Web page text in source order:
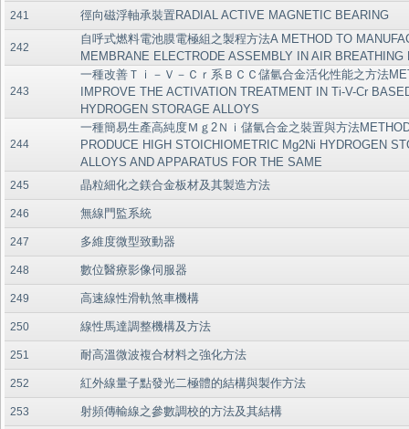
241 徑向磁浮軸承裝置RADIAL ACTIVE MAGNETIC BEARING
242
自呼式燃料電池膜電極組之製程方法A METHOD TO
MEMBRANE ELECTRODE ASSEMBLY IN AIR BREATHING
243
一種改善Ｔｉ－Ｖ－Ｃｒ系ＢＣＣ儲氫合金活化性能之方法
IMPROVE THE ACTIVATION TREATMENT IN Ti-V-Cr
HYDROGEN STORAGE ALLOYS
244
一種簡易生產高純度Ｍｇ2Ｎｉ儲氫合金之裝置與方法
PRODUCE HIGH STOICHIOMETRIC Mg2Ni HYDROGEN
ALLOYS AND APPARATUS FOR THE SAME
245 晶粒細化之鎂合金板材及其製造方法
246 無線門監系統
247 多維度微型致動器
248 數位醫療影像伺服器
249 高速線性滑軌煞車機構
250 線性馬達調整機構及方法
251 耐高溫微波複合材料之強化方法
252 紅外線量子點發光二極體的結構與製作方法
253 射頻傳輸線之參數調校的方法及其結構